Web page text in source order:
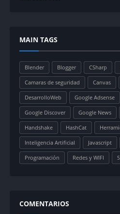
MAIN TAGS
Blender Blogger CSharp
Camaras de seguridad Canvas
DesarrolloWeb Google Adsense
Google Discover Google News
Handshake HashCat
Inteligencia Artificial Javascript
Programación Redes y WIFI
COMENTARIOS